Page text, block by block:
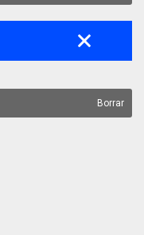
Borrar